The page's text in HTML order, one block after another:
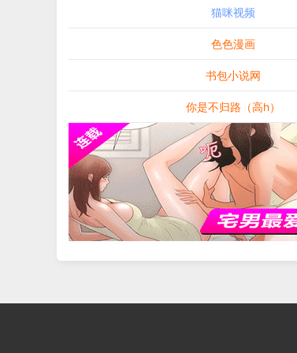
猫咪视频
色色漫画
书包小说网
你是不归路（高h）